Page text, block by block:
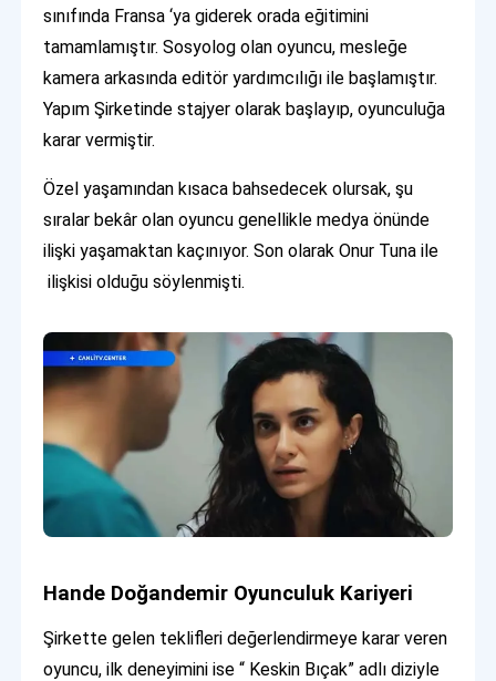
sınıfında Fransa ‘ya giderek orada eğitimini
tamamlamıştır. Sosyolog olan oyuncu, mesleğe
kamera arkasında editör yardımcılığı ile başlamıştır.
Yapım Şirketinde stajyer olarak başlayıp, oyunculuğa
karar vermiştir.
Özel yaşamından kısaca bahsedecek olursak, şu
sıralar bekâr olan oyuncu genellikle medya önünde
ilişki yaşamaktan kaçınıyor. Son olarak Onur Tuna ile
ilişkisi olduğu söylenmişti.
Hande Doğandemir Oyunculuk Kariyeri
Şirkette gelen teklifleri değerlendirmeye karar veren
oyuncu, ilk deneyimini ise “ Keskin Bıçak” adlı diziyle